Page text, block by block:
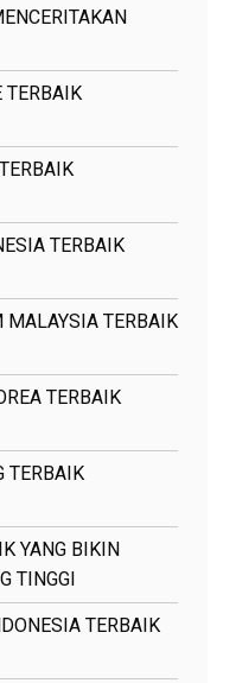
TERBAIK
TERBAIK
TERBAIK
TERBAIK
TERBAIK
YANG BIKIN
TINGGI
TERBAIK